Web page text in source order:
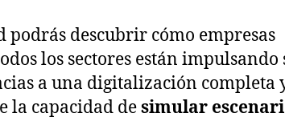
podrás descubrir cómo empresas
los sectores están impulsando
a una digitalización completa
la capacidad desimular